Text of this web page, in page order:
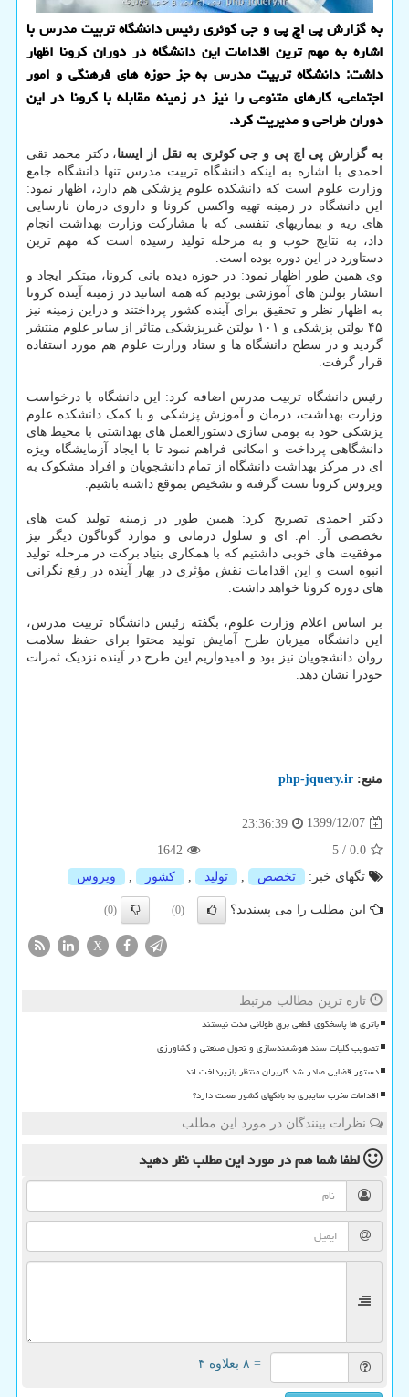
به گزارش پی اچ پی و جی کوئری رئیس دانشگاه تربیت مدرس با
اشاره به مهم ترین اقدامات این دانشگاه در دوران کرونا اظهار
داشت: دانشگاه تربیت مدرس به جز حوزه های فرهنگی و امور
اجتماعی، کارهای متنوعی را نیز در زمینه مقابله با کرونا در این
دوران طراحی و مدیریت کرد.
به گزارش پی اچ پی و جی کوئری به نقل از ایسنا، دکتر محمد تقی
احمدی با اشاره به اینکه دانشگاه تربیت مدرس تنها دانشگاه جامع
وزارت علوم است که دانشکده علوم پزشکی هم دارد، اظهار نمود:
این دانشگاه در زمینه تهیه واکسن کرونا و داروی درمان نارسایی
های ریه و بیماریهای تنفسی که با مشارکت وزارت بهداشت انجام
داد، به نتایج خوب و به مرحله تولید رسیده است که مهم ترین
دستاورد در این دوره بوده است.
وی همین طور اظهار نمود: در حوزه دیده بانی کرونا، مبتکر ایجاد و
انتشار بولتن های آموزشی بودیم که همه اساتید در زمینه آینده کرونا
به اظهار نظر و تحقیق برای آینده کشور پرداختند و دراین زمینه نیز
۴۵ بولتن پزشکی و ۱۰۱ بولتن غیرپزشکی متاثر از سایر علوم منتشر
گردید و در سطح دانشگاه ها و ستاد وزارت علوم هم مورد استفاده
قرار گرفت.
رئیس دانشگاه تربیت مدرس اضافه کرد: این دانشگاه با درخواست
وزارت بهداشت، درمان و آموزش پزشکی و با کمک دانشکده علوم
پزشکی خود به بومی سازی دستورالعمل های بهداشتی با محیط های
دانشگاهی پرداخت و امکانی فراهم نمود تا با ایجاد آزمایشگاه ویژه
ای در مرکز بهداشت دانشگاه از تمام دانشجویان و افراد مشکوک به
ویروس کرونا تست گرفته و تشخیص بموقع داشته باشیم.
دکتر احمدی تصریح کرد: همین طور در زمینه تولید کیت های
تخصصی آر. ام. ای و سلول درمانی و موارد گوناگون دیگر نیز
موفقیت های خوبی داشتیم که با همکاری بنیاد برکت در مرحله تولید
انبوه است و این اقدامات نقش مؤثری در بهار آینده در رفع نگرانی
های دوره کرونا خواهد داشت.
بر اساس اعلام وزارت علوم، بگفته رئیس دانشگاه تربیت مدرس،
این دانشگاه میزبان طرح آمایش تولید محتوا برای حفظ سلامت
روان دانشجویان نیز بود و امیدواریم این طرح در آینده نزدیک ثمرات
خودرا نشان دهد.
منبع: php-jquery.ir
1399/12/07
23:36:39
0.0
/
5
1642
تگهای خبر:
تخصص تولید كشور ویروس
این مطلب را می پسندید؟ (0)
(0)
X
تازه ترین مطالب مرتبط
باتری ها پاسخگوی قطعی برق طولانی مدت نیستند
تصویب کلیات سند هوشمندسازی و تحول صنعتی و کشاورزی
دستور قضایی صادر شد کاربران منتظر بازپرداخت اند
اقدامات مخرب سایبری به بانکهای کشور صحت دارد؟
نظرات بینندگان در مورد این مطلب
لطفا شما همدر مورد این مطلبنظر دهید
= ۸ بعلاوه ۴